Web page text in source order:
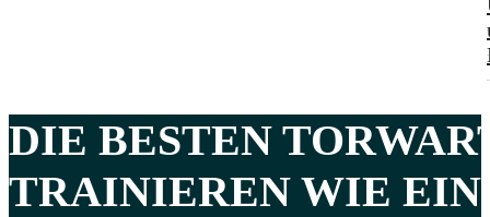
DIE BESTEN
TRAINIEREN WIE EIN